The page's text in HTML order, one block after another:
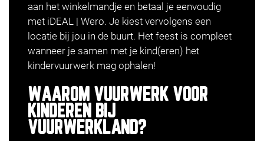
aan het winkelmandje en betaal je eenvoudig
met iDEAL | Wero. Je kiest vervolgens een
locatie bij jou in de buurt. Het feest is compleet
wanneer je samen met je kind(eren) het
kindervuurwerk mag ophalen!
WAAROM VUURWERK VOOR
KINDEREN BIJ
VUURWERKLAND?